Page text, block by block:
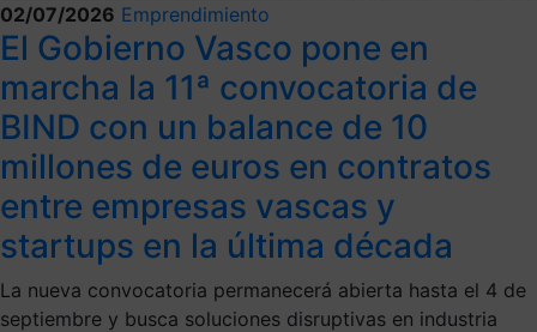
02/07/2026 Emprendimiento
El Gobierno Vasco pone en
marcha la 11ª convocatoria de
BIND con un balance de 10
millones de euros en contratos
entre empresas vascas y
startups en la última década
La nueva convocatoria permanecerá abierta hasta el 4 de
septiembre y busca soluciones disruptivas en industria